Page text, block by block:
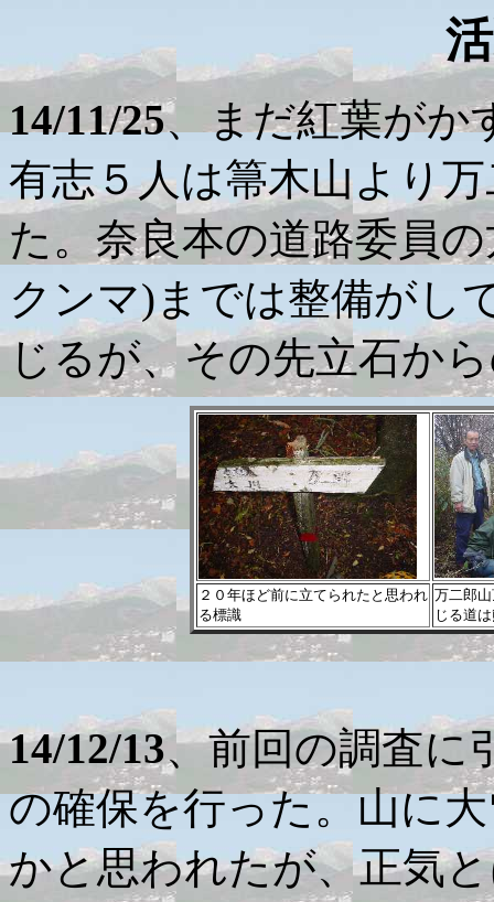
14/11/25、まだ紅葉がか
有志５人は箒木山より
た。奈良本の道路委員
クンマ)までは整備がし
じるが、その先立石か
２０年ほど前に立てられたと思われ
る標識
万二郎
じる道
14/12/13、前回の調査に
の確保を行った。山に
かと思われたが、正気